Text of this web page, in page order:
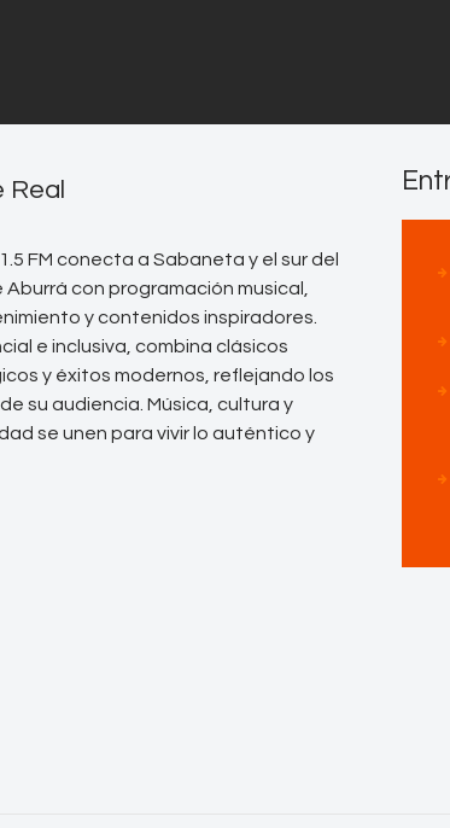
Real
FM conecta a Sabaneta y el sur del
Aburrá con programación musical,
y contenidos inspiradores.
e inclusiva, combina clásicos
y éxitos modernos, reflejando los
su audiencia. Música, cultura y
se unen para vivir lo auténtico y